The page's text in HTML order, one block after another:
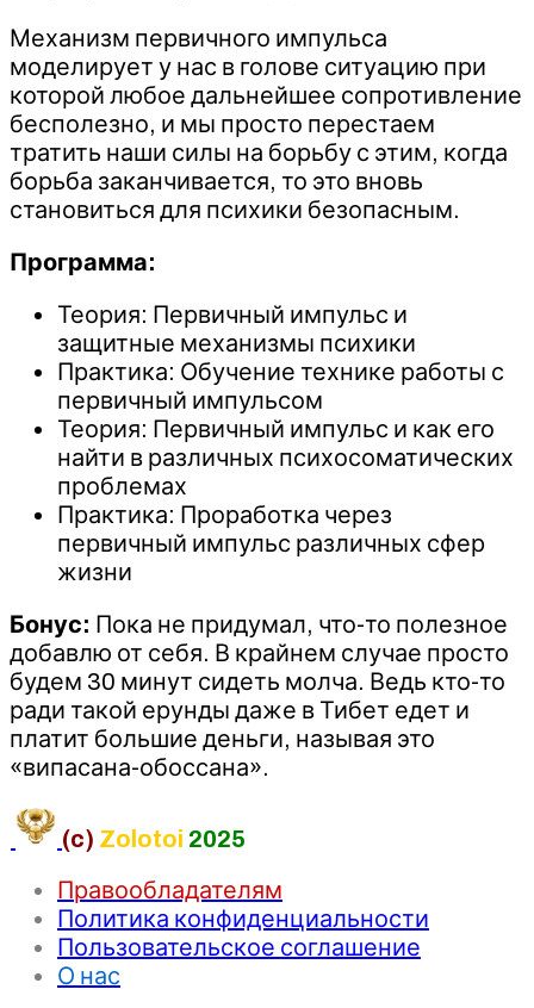
Механизм первичного импульса
моделирует у нас в голове ситуацию при
которой любое дальнейшее сопротивление
бесполезно, и мы просто перестаем
тратить наши силы на борьбу с этим, когда
борьба заканчивается, то это вновь
становиться для психики безопасным.
Программа:
Теория: Первичный импульс и
защитные механизмы психики
Практика: Обучение технике работы с
первичный импульсом
Теория: Первичный импульс и как его
найти в различных психосоматических
проблемах
Практика: Проработка через
первичный импульс различных сфер
жизни
Бонус: Пока не придумал, что-то полезное
добавлю от себя. В крайнем случае просто
будем 30 минут сидеть молча. Ведь кто-то
ради такой ерунды даже в Тибет едет и
платит большие деньги, называя это
«випасана-обоссана».
(c) Zolotoi 2025
Правообладателям
Политика конфиденциальности
Пользовательское соглашение
О нас